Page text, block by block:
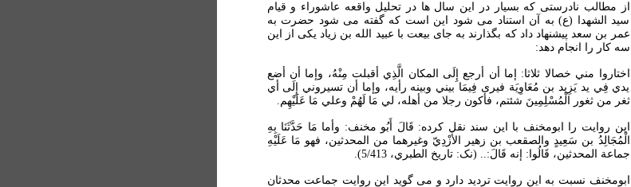
از مطالب نادرستی که بسيار در اين سال ها در تحليل واقعه عاشوراء و قيام
سيد الشهدا (ع) به آن استناد می شود اين است که گفته می شود حضرت به
عمر بن سعد پيشنهاد داد که بگذارند به جای بيعت با عبيد الله بن زياد يکی از اين
سه کار را انجام دهد:
اختاروا مني خصالا ثلاثا: إما أن أرجع إِلَى المكان الَّذِي أقبلت مِنْهُ، وإما أن أضع
يدي فِي يد يَزِيد بن مُعَاوِيَة فيرى فِيمَا بيني وبينه رأيه، وإما أن تسيروني إِلَى أي
ثغر من ثغور الْمُسْلِمِينَ شئتم، فأكون رجلا من أهله، لي مَا لَهُمْ وعلي مَا عَلَيْهِم.
اين روايت را ابومخنف با اين سند نقل کرده: قَالَ أَبُو مخنف: وأما مَا حَدَّثَنَا بِهِ
الْمُجَالِدُ بن سَعِيدٍ والصقعب بن زهير الأَزْدِيّ وغيرهما من المحدثين، فهو مَا عَلَيْهِ
جماعة المحدثين، قَالُوا: إنه قَالَ:.. (نک: تاريخ الطبري، 5/413).
ابومخنف نسبت به اين روايت ترديد دارد و می گويد اين روايت جماعت محدثان